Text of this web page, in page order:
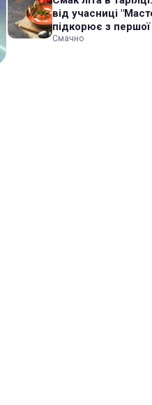
від учасниці
підкорює з
Смачно